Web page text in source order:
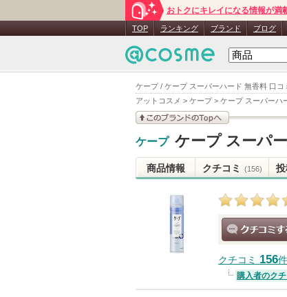
ケープ / ケープ スーパーハード 無香料 口コ
アットコスメ > ケープ> ケープ スーパーハ
おトクにキレイになる情報が満
TOP ランキング ブランド ブログ
このブランドの情報を
ケープ ケープ スーパ
商品情報 クチコミ (156)
クチコミ 156件
購入者のク